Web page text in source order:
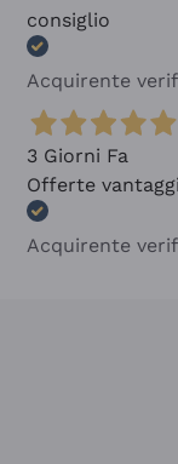
consiglio
Acquirente
3 Giorni Fa
Offerte
Acquirente